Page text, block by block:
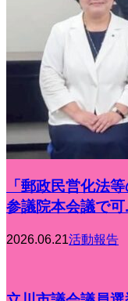
「郵政民営化法
参議院本会議で可
2026.06.21活動報告